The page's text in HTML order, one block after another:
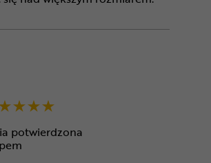
potwierdzona